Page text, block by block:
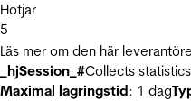
Hotjar
5
Läs mer om den här
_hjSession_#Collects
Maximal lagringstid: 1 dag